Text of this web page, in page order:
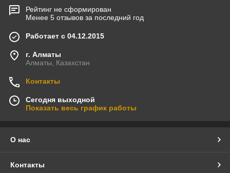
Рейтинг не сформирован
Менее 5 отзывов за последний год
Работает с 04.12.2015
г. Алматы
Алматы, Казахстан
Контакты
Сегодня выходной
Показать весь график работы
О нас
Контакты